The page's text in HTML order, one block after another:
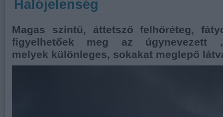
Halójelenség
Magas szintű, áttetsző felhőréteg,
figyelhetőek meg az úgynevezett
melyek különleges, sokakat meglepő